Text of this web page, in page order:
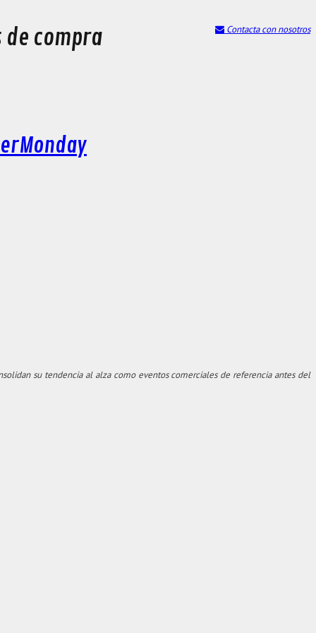
Contacta con nosotros
de compra
su tendencia al alza como eventos comerciales de referencia antes del